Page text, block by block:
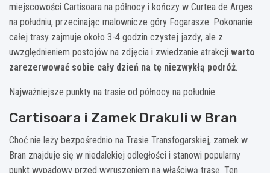
miejscowości Cartisoara na północy i kończy w Curtea de Arges
na południu, przecinając malownicze góry Fogarasze. Pokonanie
całej trasy zajmuje około 3-4 godzin czystej jazdy, ale z
uwzględnieniem postojów na zdjęcia i zwiedzanie atrakcji warto
zarezerwować sobie cały dzień na tę niezwykłą podróż.
Najważniejsze punkty na trasie od północy na południe:
Cartisoara i Zamek Drakuli w Bran
Choć nie leży bezpośrednio na Trasie Transfogarskiej, zamek w
Bran znajduje się w niedalekiej odległości i stanowi popularny
punkt wypadowy przed wyruszeniem na właściwą trasę. Ten